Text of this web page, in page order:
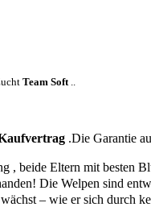
Team Soft..
.Die Garantie
, beide Eltern mit
Die Welpen sind
– wie er sich durch